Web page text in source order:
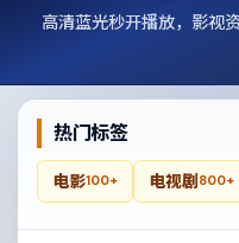
高清蓝光秒开播放，影视
热门标签
电影100+ 电视剧 800+